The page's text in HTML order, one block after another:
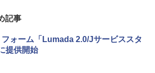
記事
ォーム「Lumada 2.0/Jサービススタ
提供開始